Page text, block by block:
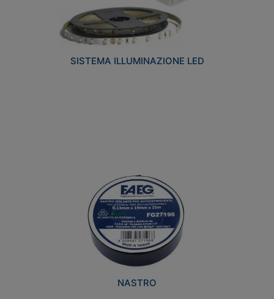
SISTEMA ILLUMINAZIONE LED
NASTRO